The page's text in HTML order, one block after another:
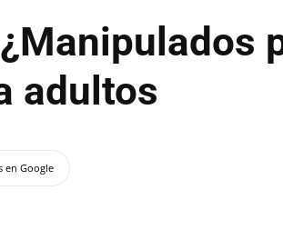
adultos
en Google